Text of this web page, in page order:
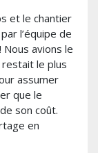
et le chantier
l’équipe de
avions le
le plus
assumer
que le
son coût.
en